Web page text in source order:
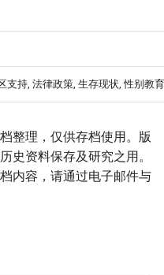
支持, 法律政策, 生存现状, 性别教育
整理，仅供存档使用。版
史资料保存及研究之用。
内容，请通过电子邮件与